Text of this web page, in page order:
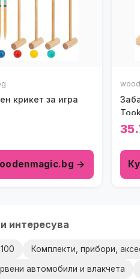
крикет за игра
→
интересува
Комплекти, прибори,
автомобили и влакчета